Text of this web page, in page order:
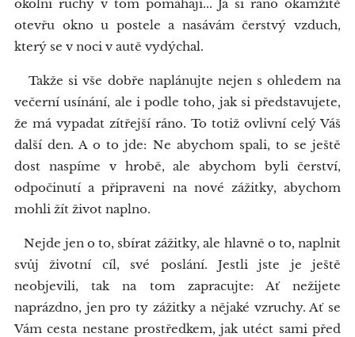
okolní ruchy v tom pomáhají... Já si ráno okamžitě
otevřu okno u postele a nasávám čerstvý vzduch,
který se v noci v autě vydýchal.
Takže si vše dobře naplánujte nejen s ohledem na
večerní usínání, ale i podle toho, jak si představujete,
že má vypadat zítřejší ráno. To totiž ovlivní celý Váš
další den. A o to jde: Ne abychom spali, to se ještě
dost naspíme v hrobě, ale abychom byli čerství,
odpočinutí a připraveni na nové zážitky, abychom
mohli žít život naplno.
Nejde jen o to, sbírat zážitky, ale hlavně o to, naplnit
svůj životní cíl, své poslání. Jestli jste je ještě
neobjevili, tak na tom zapracujte: Ať nežijete
naprázdno, jen pro ty zážitky a nějaké vzruchy. Ať se
Vám cesta nestane prostředkem, jak utéct sami před